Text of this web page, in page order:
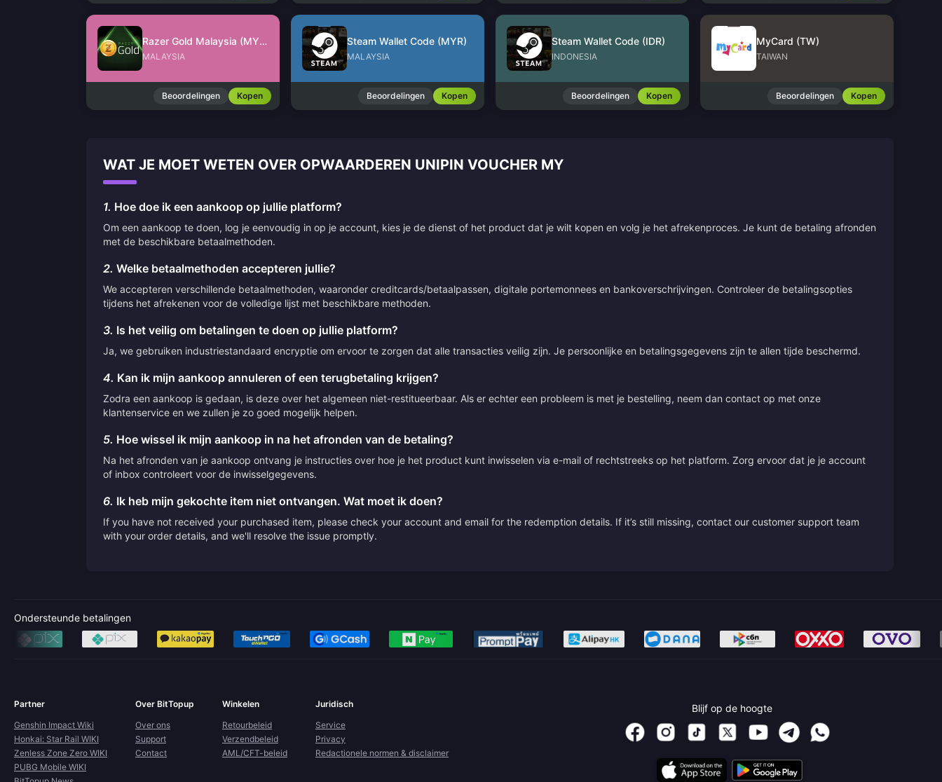
Razer Gold Malaysia (MYR)
MALAYSIA
Beoordelingen Kopen
Steam Wallet Code (MYR)
MALAYSIA
Beoordelingen Kopen
Steam Wallet Code (IDR)
INDONESIA
Beoordelingen Kopen
MyCard (TW)
TAIWAN
Beoordelingen Kopen
WAT JE MOET WETEN OVER OPWAARDEREN UNIPIN VOUCHER MY
1. Hoe doe ik een aankoop op jullie platform?
Om een aankoop te doen, log je eenvoudig in op je account, kies je de dienst of het product dat je wilt kopen en volg je het afrekenproces. Je kunt de betaling afronden
met de beschikbare betaalmethoden.
2. Welke betaalmethoden accepteren jullie?
We accepteren verschillende betaalmethoden, waaronder creditcards/betaalpassen, digitale portemonnees en bankoverschrijvingen. Controleer de betalingsopties
tijdens het afrekenen voor de volledige lijst met beschikbare methoden.
3. Is het veilig om betalingen te doen op jullie platform?
Ja, we gebruiken industriestandaard encryptie om ervoor te zorgen dat alle transacties veilig zijn. Je persoonlijke en betalingsgegevens zijn te allen tijde beschermd.
4. Kan ik mijn aankoop annuleren of een terugbetaling krijgen?
Zodra een aankoop is gedaan, is deze over het algemeen niet-restitueerbaar. Als er echter een probleem is met je bestelling, neem dan contact op met onze
klantenservice en we zullen je zo goed mogelijk helpen.
5. Hoe wissel ik mijn aankoop in na het afronden van de betaling?
Na het afronden van je aankoop ontvang je instructies over hoe je het product kunt inwisselen via e-mail of rechtstreeks op het platform. Zorg ervoor dat je je account
of inbox controleert voor de inwisselgegevens.
6. Ik heb mijn gekochte item niet ontvangen. Wat moet ik doen?
If you have not received your purchased item, please check your account and email for the redemption details. If it’s still missing, contact our customer support team
with your order details, and we'll resolve the issue promptly.
Ondersteunde betalingen
Partner
Genshin Impact Wiki
Honkai: Star Rail WIKI
Zenless Zone Zero WIKI
PUBG Mobile WIKI
Over BitTopup
Over ons
Support
Contact
Winkelen
Retourbeleid
Verzendbeleid
AML/CFT-beleid
Juridisch
Service
Privacy
Redactionele normen & disclaimer
Blijf op de hoogte